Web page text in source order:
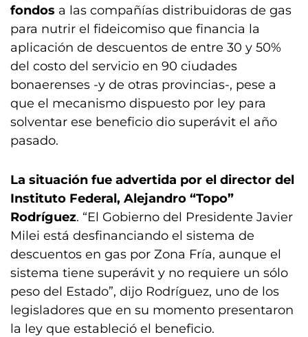
fondos a las compañías distribuidoras de gas
para nutrir el fideicomiso que financia la
aplicación de descuentos de entre 30 y 50%
del costo del servicio en 90 ciudades
bonaerenses -y de otras provincias-, pese a
que el mecanismo dispuesto por ley para
solventar ese beneficio dio superávit el año
pasado.
La situación fue advertida por el director del
Instituto Federal, Alejandro “Topo”
Rodríguez. “El Gobierno del Presidente Javier
Milei está desfinanciando el sistema de
descuentos en gas por Zona Fría, aunque el
sistema tiene superávit y no requiere un sólo
peso del Estado”, dijo Rodríguez, uno de los
legisladores que en su momento presentaron
la ley que estableció el beneficio.